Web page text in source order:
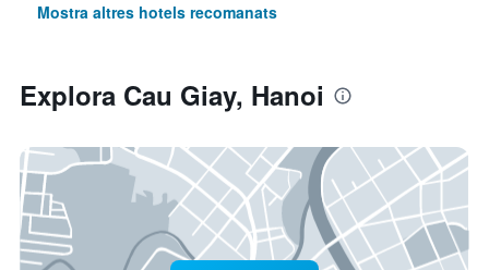
Mostra altres hotels recomanats
Explora Cau Giay, Hanoi